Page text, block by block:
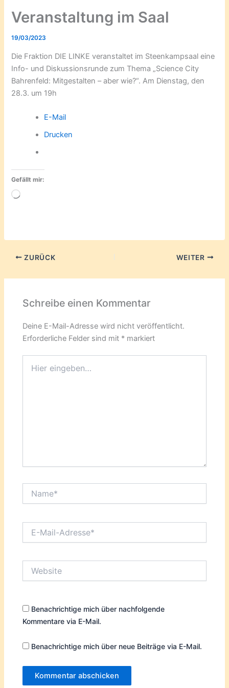
Veranstaltung im Saal
19/03/2023
Die Fraktion DIE LINKE veranstaltet im Steenkampsaal eine
Info- und Diskussionsrunde zum Thema „Science City
Bahrenfeld: Mitgestalten – aber wie?“. Am Dienstag, den
28.3. um 19h
E-Mail
Drucken
Gefällt mir:
Wird
ZURÜCK WEITER
Schreibe einen Kommentar
Deine E-Mail-Adresse wird nicht veröffentlicht.
Erforderliche Felder sind mit * markiert
eingeben…
Mail-
Benachrichtige mich über nachfolgende
Kommentare via E-Mail.
Benachrichtige mich über neue Beiträge via E-Mail.